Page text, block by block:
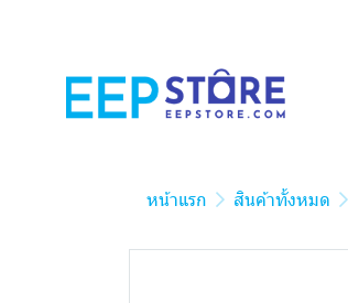
หน้าแรก สินค้าทั้งหมด